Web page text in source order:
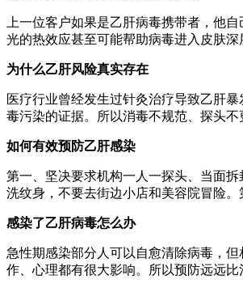
上一位客户如果是乙肝病毒携带者，他
光的热效应甚至可能帮助病毒进入皮肤
为什么乙肝风险真实存在
医疗行业曾经发生过针灸治疗导致乙肝
毒污染的证据。所以消毒不规范、探头不
如何有效预防乙肝感染
第一、坚决要求机构一人一探头、当面
洗纹身，不要去街边小店和美容院冒险
感染了乙肝病毒怎么办
急性期感染部分人可以自愈清除病毒，
作、心理都有很大影响。所以预防远远比